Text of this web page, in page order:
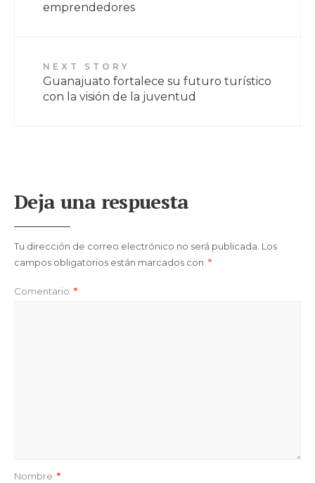
emprendedores
NEXT STORY
Guanajuato fortalece su futuro turístico
con la visión de la juventud
Deja una respuesta
Tu dirección de correo electrónico no será publicada. Los
campos obligatorios están marcados con *
Comentario *
Nombre *